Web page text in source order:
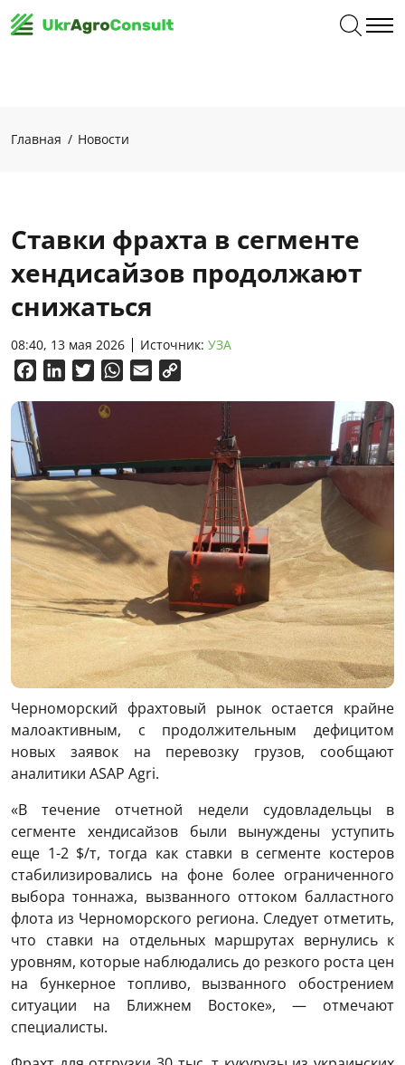
Главная Новости
Ставки фрахта в сегменте
хендисайзов продолжают
снижаться
08:40, 13 мая 2026 Источник: УЗА
FacebookLinkedInTwitterWhatsApp
Email
Черноморский фрахтовый рынок остается крайне
малоактивным, с продолжительным дефицитом
новых заявок на перевозку грузов, сообщают
аналитики ASAP Agri.
«В течение отчетной недели судовладельцы в
сегменте хендисайзов были вынуждены уступить
еще 1-2 $/т, тогда как ставки в сегменте костеров
стабилизировались на фоне более ограниченного
выбора тоннажа, вызванного оттоком балластного
флота из Черноморского региона. Следует отметить,
что ставки на отдельных маршрутах вернулись к
уровням, которые наблюдались до резкого роста цен
на бункерное топливо, вызванного обострением
ситуации на Ближнем Востоке», — отмечают
специалисты.